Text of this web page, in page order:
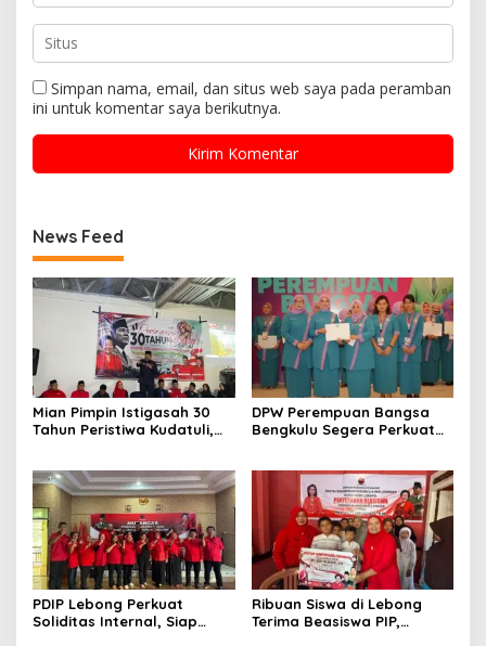
Simpan nama, email, dan situs web saya pada peramban
ini untuk komentar saya berikutnya.
News Feed
Mian Pimpin Istigasah 30
Tahun Peristiwa Kudatuli,
Kebersamaan
DPW Perempuan Bangsa
Bengkulu Segera Perkuat
PDIP Lebong Perkuat
Soliditas Internal, Siap
Ribuan Siswa di Lebong
Terima Beasiswa PIP,